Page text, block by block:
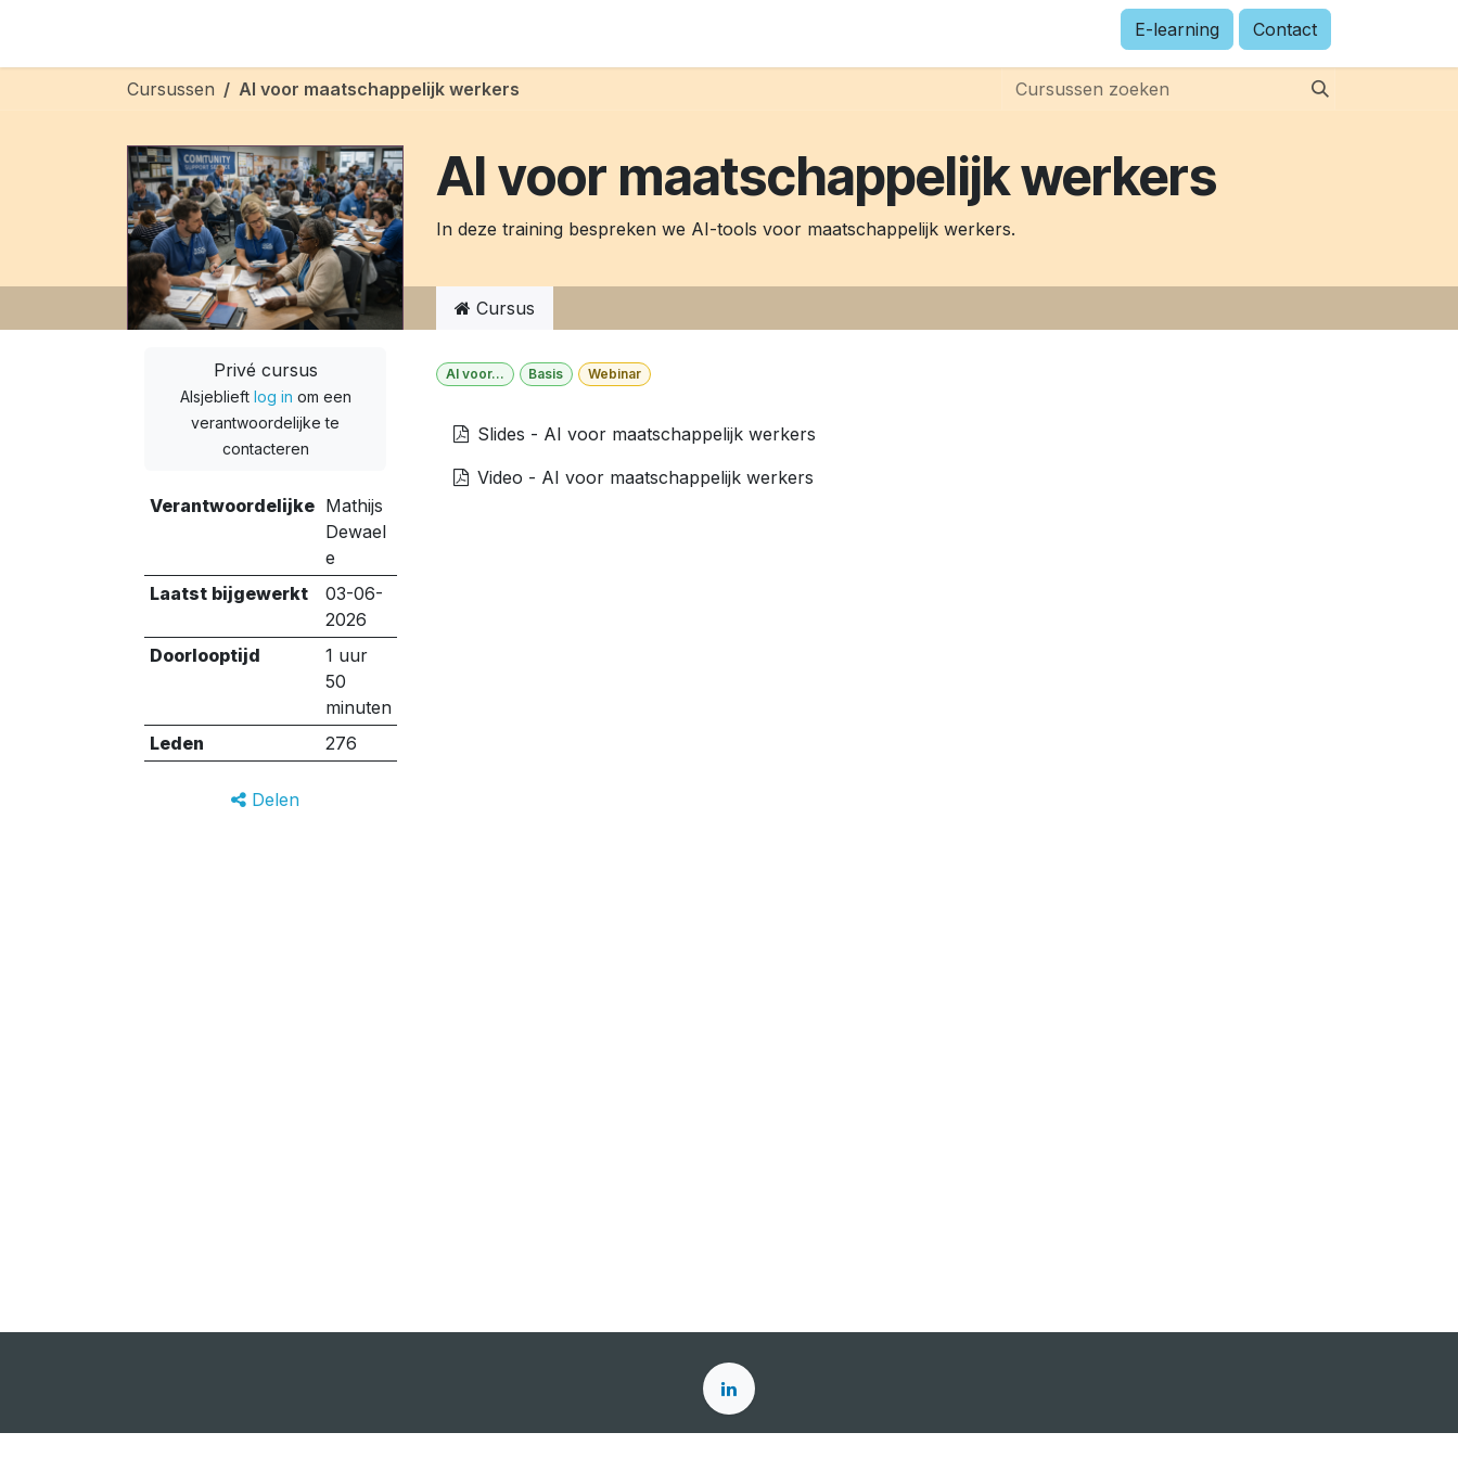
E-learning Contact
Cursussen AI voor maatschappelijk werkers
AI voor maatschappelijk werkers
In deze training bespreken we AI-tools voor maatschappelijk werkers.
Privé cursus
Alsjeblieft log in om een
verantwoordelijke te
contacteren
Verantwoordelijke Mathijs
Dewael
e
Laatst bijgewerkt
03-06-
2026
Doorlooptijd
1 uur
50
minuten
Leden
276
Delen
Cursus
AI voor... Basis Webinar
Slides - AI voor maatschappelijk werkers
Video - AI voor maatschappelijk werkers